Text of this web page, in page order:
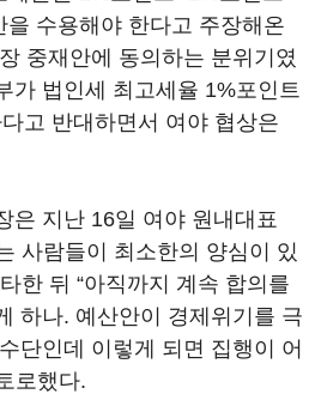
수용해야 한다고 주장해온
중재안에 동의하는 분위기였
가 법인세 최고세율 1%포인트
고 반대하면서 여야 협상은
은 지난 16일 여야 원내대표
사람들이 최소한의 양심이 있
한 뒤 “아직까지 계속 합의를
하나. 예산안이 경제위기를 극
단인데 이렇게 되면 집행이 어
로했다.